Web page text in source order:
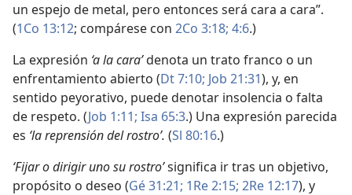
un espejo de metal, pero entonces será cara a cara”.
(1Co 13:12; compárese con 2Co 3:18; 4:6.)
La expresión ‘a la cara’denota un trato franco o un
enfrentamiento abierto (Dt 7:10; Job 21:31), y, en
sentido peyorativo, puede denotar insolencia o falta
de respeto. (Job 1:11; Isa 65:3.) Una expresión parecida
es ‘la reprensión del rostro’. (Sl 80:16.)
‘Fijar o dirigir uno su rostro’significa ir tras un objetivo,
propósito o deseo (Gé 31:21; 1Re 2:15; 2Re 12:17), y